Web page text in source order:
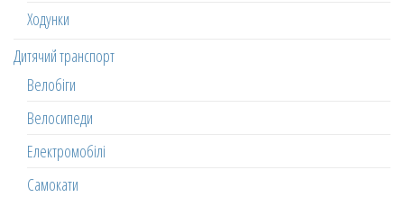
Ходунки
Дитячий транспорт
Велобіги
Велосипеди
Електромобілі
Самокати